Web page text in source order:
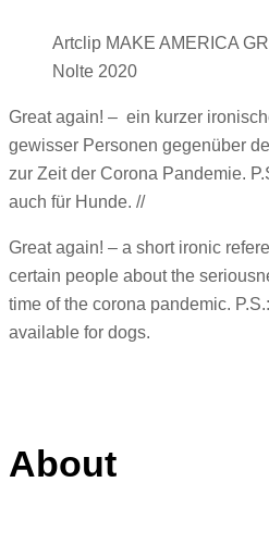
Artclip MAKE AMERICA
Nolte 2020
Great again! – ein kurzer
gewisser Personen gegenüber
zur Zeit der Corona Pandemie.
auch für Hunde. //
Great again! – a short ironic
certain people about the
time of the corona pandemic.
available for dogs.
About